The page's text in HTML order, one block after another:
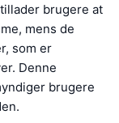
brugere at
mens de
som er
Denne
brugere